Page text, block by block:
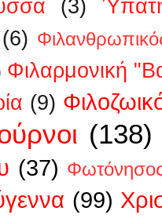
(3)
(6)
Φιλαρμονική
(9)
(138)
(37)
(99)